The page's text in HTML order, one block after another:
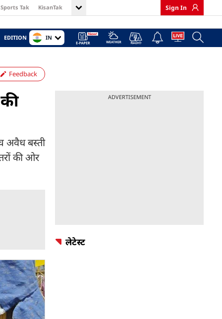
Sports Tak KisanTak Sign In
EDITION IN
Feedback
अवैध बस्ती
की ओर
ADVERTISEMENT
लेटेस्ट